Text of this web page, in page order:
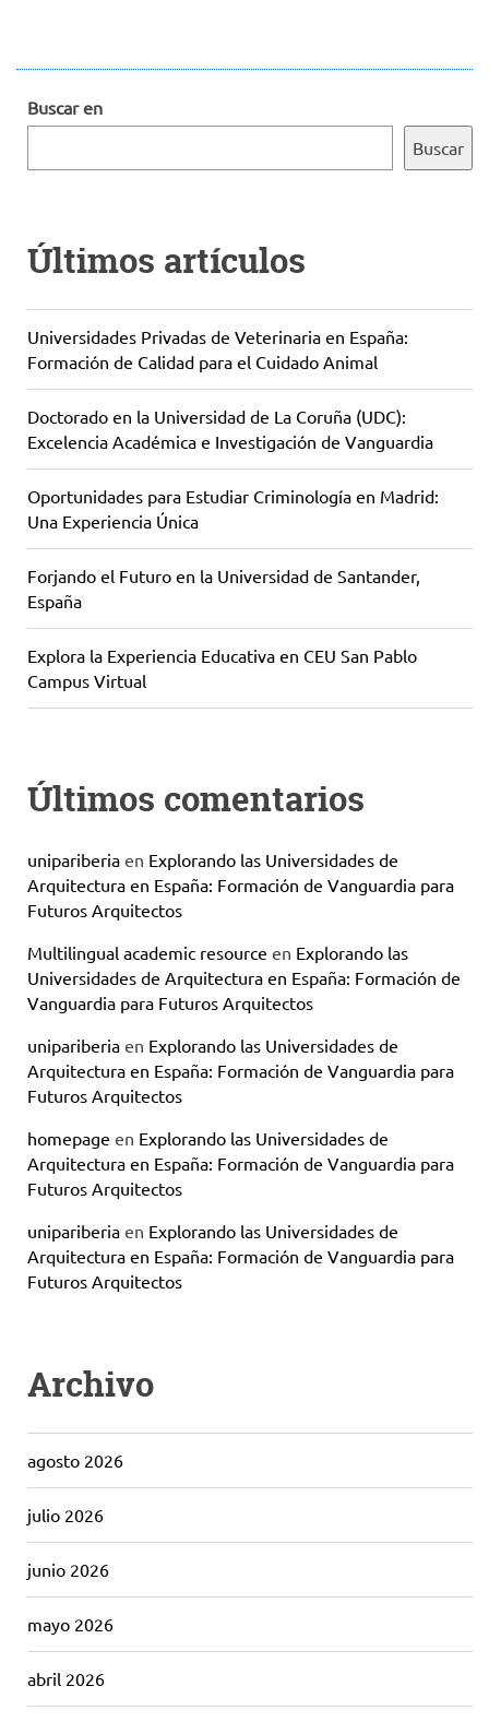
Buscar en
Buscar
Últimos artículos
Universidades Privadas de Veterinaria en España:
Formación de Calidad para el Cuidado Animal
Doctorado en la Universidad de La Coruña (UDC):
Excelencia Académica e Investigación de Vanguardia
Oportunidades para Estudiar Criminología en Madrid:
Una Experiencia Única
Forjando el Futuro en la Universidad de Santander,
España
Explora la Experiencia Educativa en CEU San Pablo
Campus Virtual
Últimos comentarios
unipariberia en Explorando las Universidades de
Arquitectura en España: Formación de Vanguardia para
Futuros Arquitectos
Multilingual academic resource en Explorando las
Universidades de Arquitectura en España: Formación de
Vanguardia para Futuros Arquitectos
unipariberia en Explorando las Universidades de
Arquitectura en España: Formación de Vanguardia para
Futuros Arquitectos
homepage en Explorando las Universidades de
Arquitectura en España: Formación de Vanguardia para
Futuros Arquitectos
unipariberia en Explorando las Universidades de
Arquitectura en España: Formación de Vanguardia para
Futuros Arquitectos
Archivo
agosto 2026
julio 2026
junio 2026
mayo 2026
abril 2026